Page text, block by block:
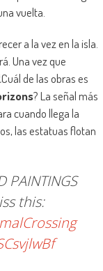
vuelta.
a la vez en la isla.
Una vez que
de las obras es
? La señal más
cuando llega la
las estatuas flotan
PAINTINGS
this: